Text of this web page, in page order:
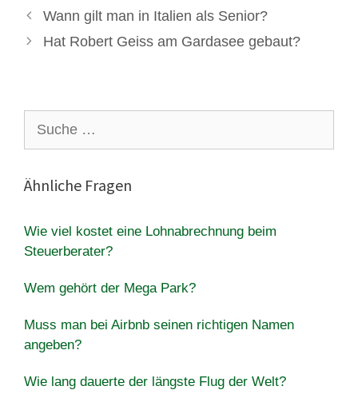
Wann gilt man in Italien als Senior?
Hat Robert Geiss am Gardasee gebaut?
nach:
Ähnliche Fragen
Wie viel kostet eine Lohnabrechnung beim
Steuerberater?
Wem gehört der Mega Park?
Muss man bei Airbnb seinen richtigen Namen
angeben?
Wie lang dauerte der längste Flug der Welt?